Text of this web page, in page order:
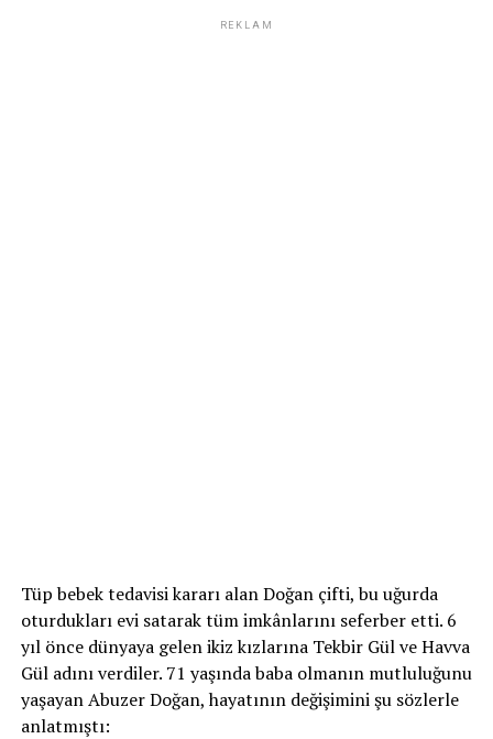
REKLAM
Tüp bebek tedavisi kararı alan Doğan çifti, bu uğurda
oturdukları evi satarak tüm imkânlarını seferber etti. 6
yıl önce dünyaya gelen ikiz kızlarına Tekbir Gül ve Havva
Gül adını verdiler. 71 yaşında baba olmanın mutluluğunu
yaşayan Abuzer Doğan, hayatının değişimini şu sözlerle
anlatmıştı: